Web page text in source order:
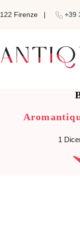
Firenze +39
1